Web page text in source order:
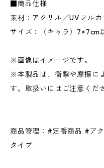
■商品仕様
素材：アクリル／UVフルカ
サイズ：（キャラ）7×7cm
※画像はイメージです。
※本製品は、衝撃や摩擦に
す。取扱いにはご注意くだ
商品管理：#定番商品 #ア
タイプ